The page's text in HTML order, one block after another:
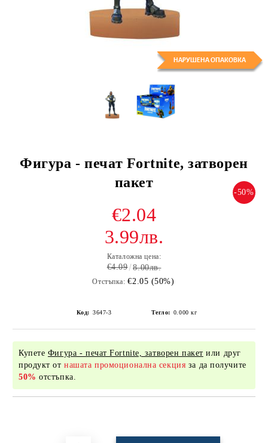
Фигура - печат Fortnite, затворен
пакет
-50%
€2.04
3.99лв.
Каталожна цена:
€4.09 8.00лв.
Отстъпка: €2.05 (50%)
Код: 3647-3 Тегло: 0.000 кг
Купете Фигура - печат Fortnite, затворен пакет или друг
продукт отнашата промоционална секция за да получите
50% отстъпка.